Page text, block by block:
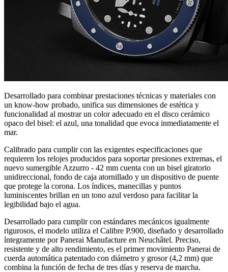
Desarrollado para combinar prestaciones técnicas y materiales con
un know-how probado, unifica sus dimensiones de estética y
funcionalidad al mostrar un color adecuado en el disco cerámico
opaco del bisel: el azul, una tonalidad que evoca inmediatamente el
mar.
Calibrado para cumplir con las exigentes especificaciones que
requieren los relojes producidos para soportar presiones extremas, el
nuevo sumergible Azzurro - 42 mm cuenta con un bisel giratorio
unidireccional, fondo de caja atornillado y un dispositivo de puente
que protege la corona. Los índices, manecillas y puntos
luminiscentes brillan en un tono azul verdoso para facilitar la
legibilidad bajo el agua.
Desarrollado para cumplir con estándares mecánicos igualmente
rigurosos, el modelo utiliza el Calibre P.900, diseñado y desarrollado
íntegramente por Panerai Manufacture en Neuchâtel. Preciso,
resistente y de alto rendimiento, es el primer movimiento Panerai de
cuerda automática patentado con diámetro y grosor (4,2 mm) que
combina la función de fecha de tres días y reserva de marcha.